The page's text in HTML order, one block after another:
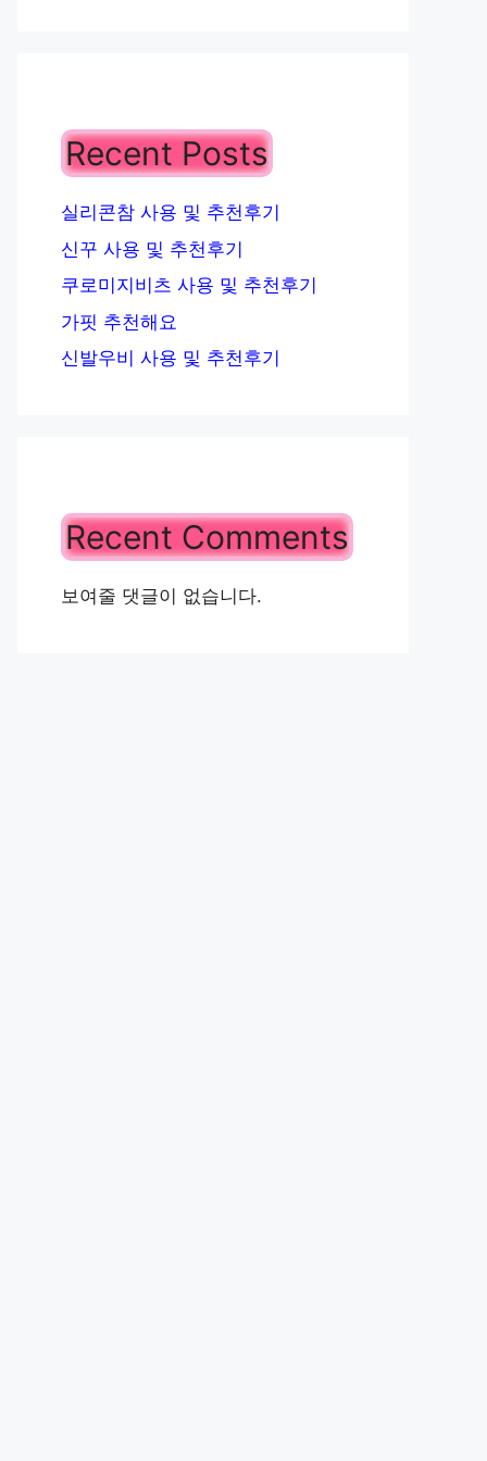
Recent Posts
실리콘참 사용 및 추천후기
신꾸 사용 및 추천후기
쿠로미지비츠 사용 및 추천후기
가핏 추천해요
신발우비 사용 및 추천후기
Recent Comments
보여줄 댓글이 없습니다.